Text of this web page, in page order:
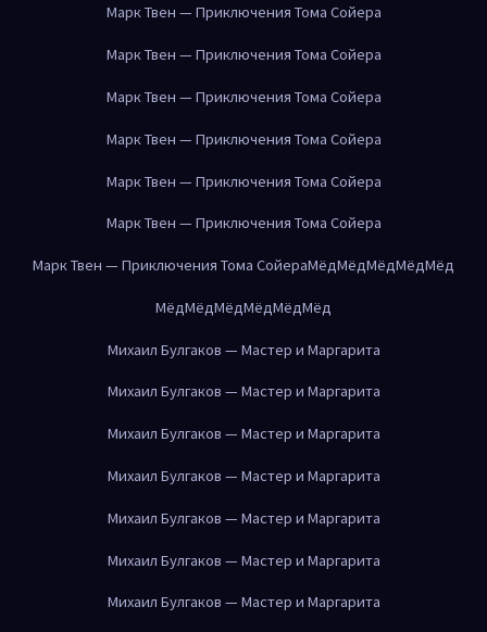
Марк Твен — Приключения Тома Сойера
Марк Твен — Приключения Тома Сойера
Марк Твен — Приключения Тома Сойера
Марк Твен — Приключения Тома Сойера
Марк Твен — Приключения Тома Сойера
Марк Твен — Приключения Тома Сойера
Марк Твен — Приключения Тома СойераМёдМёдМёдМёдМёд
МёдМёдМёдМёдМёдМёд
Михаил Булгаков — Мастер и Маргарита
Михаил Булгаков — Мастер и Маргарита
Михаил Булгаков — Мастер и Маргарита
Михаил Булгаков — Мастер и Маргарита
Михаил Булгаков — Мастер и Маргарита
Михаил Булгаков — Мастер и Маргарита
Михаил Булгаков — Мастер и Маргарита